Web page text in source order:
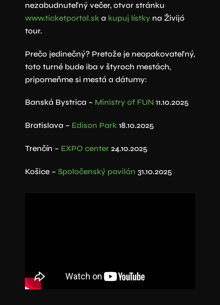
nezabudnuteľný večer, otvor stránku
www.ticketportal.sk a kupuj lístkyna Živijó
tour.
Prečo jedinečný? Pretože je neopakovateľný,
toto turné bude iba v štyroch mestách,
pripomeňme si mestá a dátumy:
Banská Bystrica – Ministry of FUN 11.10.2025
Bratislava – Edison Park18.10.2025
Trenčín – EXPO center24.10.2025
Košice – Spoločenský pavilón 31.10.2025